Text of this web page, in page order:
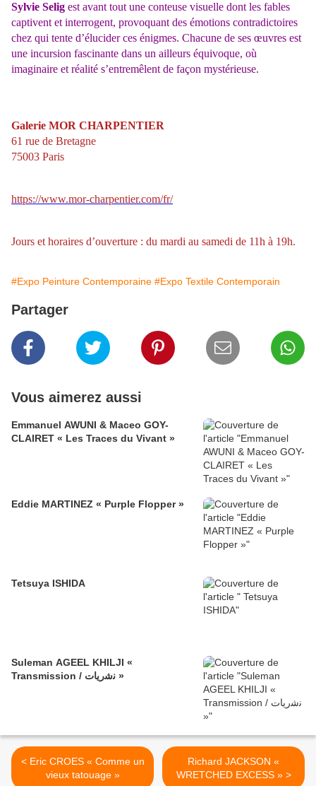
Sylvie Selig est avant tout une conteuse visuelle dont les fables
captivent et interrogent, provoquant des émotions contradictoires
chez qui tente d’élucider ces énigmes. Chacune de ses œuvres est
une incursion fascinante dans un ailleurs équivoque, où
imaginaire et réalité s’entremêlent de façon mystérieuse.
Galerie MOR CHARPENTIER
61 rue de Bretagne
75003 Paris
https://www.mor-charpentier.com/fr/
Jours et horaires d’ouverture : du mardi au samedi de 11h à 19h.
#Expo Peinture Contemporaine #Expo Textile Contemporain
Partager
Vous aimerez aussi
Emmanuel AWUNI & Maceo GOY-
CLAIRET « Les Traces du Vivant »
Eddie MARTINEZ « Purple Flopper »
Tetsuya ISHIDA
Suleman AGEEL KHILJI «
Transmission / ﻧﺷرﯾﺎت »
< Eric CROES « Comme un
vieux tatouage »
Richard JACKSON «
WRETCHED EXCESS » >